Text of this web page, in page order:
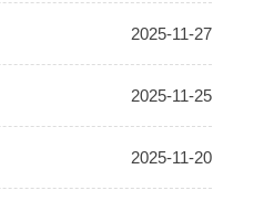
2025-11-27
2025-11-25
2025-11-20